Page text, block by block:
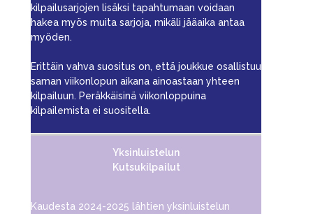
kilpailusarjojen lisäksi tapahtumaan voidaan
hakea myös muita sarjoja, mikäli jääaika antaa
myöden.
Erittäin vahva suositus on, että joukkue osallistuu
saman viikonlopun aikana ainoastaan yhteen
kilpailuun. Peräkkäisinä viikonloppuina
kilpailemista ei suositella.
Yksinluistelun
Kutsukilpailut
Kaudesta 2024-2025 lähtien yksinluistelun